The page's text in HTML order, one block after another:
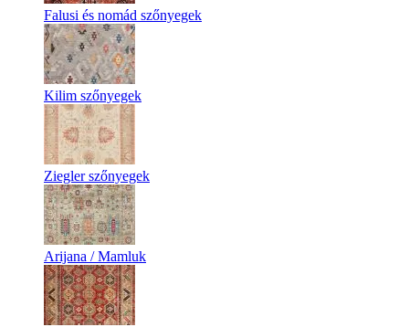
Falusi és nomád szőnyegek
Kilim szőnyegek
Ziegler szőnyegek
Arijana / Mamluk